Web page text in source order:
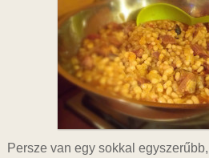
Persze van egy sokkal